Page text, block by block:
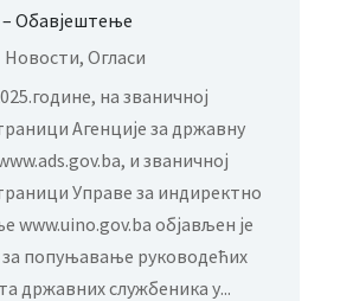
– Обавјештење
Новости, Огласи
на званичној
Агенције за државну
и званичној
Управе за индиректно
www.uino.gov.ba објављен је
за попуњавање руководећих
државних службеника у...